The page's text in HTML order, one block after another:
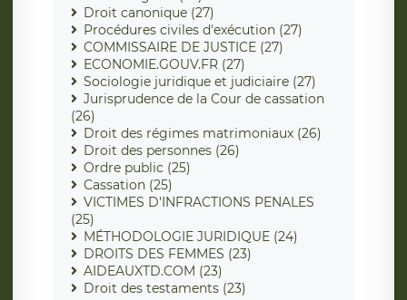
Droit canonique (27)
Procédures civiles d'exécution (27)
COMMISSAIRE DE JUSTICE (27)
ECONOMIE.GOUV.FR (27)
Sociologie juridique et judiciaire (27)
Jurisprudence de la Cour de cassation
(26)
Droit des régimes matrimoniaux (26)
Droit des personnes (26)
Ordre public (25)
Cassation (25)
VICTIMES D'INFRACTIONS PENALES
(25)
MÉTHODOLOGIE JURIDIQUE (24)
DROITS DES FEMMES (23)
AIDEAUXTD.COM (23)
Droit des testaments (23)